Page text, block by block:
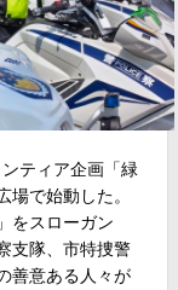
ティア企画「緑
場で始動した。
をスローガン
支隊、市特捜警
善意ある人々が